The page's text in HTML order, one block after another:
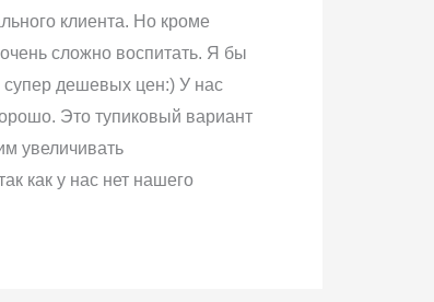
клиента. Но кроме
сложно воспитать. Я бы
супер дешевых цен:) У нас
Это тупиковый вариант
увеличивать
как у нас нет нашего